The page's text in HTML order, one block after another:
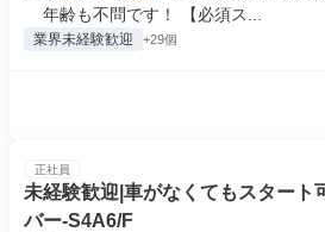
年齢も不問です！ 【必須ス...
業界未経験歓迎 +29個
正社員
未経験歓迎|車がなくてもスタート
バー-S4A6/F